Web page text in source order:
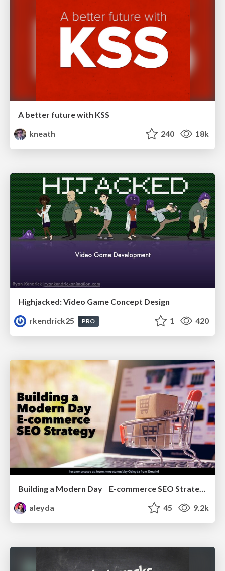
A better future with KSS
kneath
240 18k
Highjacked: Video Game Concept Design
rkendrick25
PRO 1 420
aleyda
45 9.2k